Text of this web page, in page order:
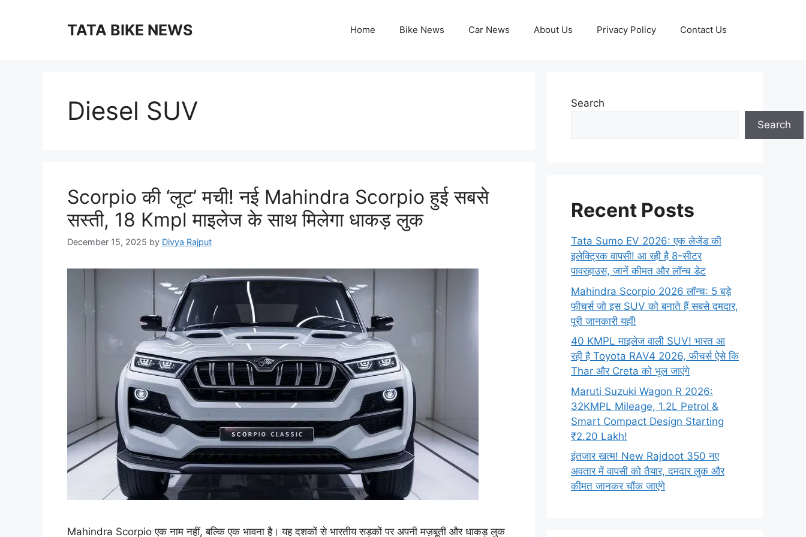
TATA BIKE NEWS Home Bike News Car News About Us Privacy Policy Contact Us
Diesel SUV
Scorpio की ‘लूट’ मची! नई Mahindra Scorpio हुई सबसे
सस्ती, 18 Kmpl माइलेज के साथ मिलेगा धाकड़ लुक
December 15, 2025 by Divya Rajput
Mahindra Scorpio एक नाम नहीं, बल्कि एक भावना है। यह दशकों से भारतीय सड़कों पर अपनी मज़बूती और धाकड़ लुक
Search
Search
Recent Posts
Tata Sumo EV 2026: एक लेजेंड की
इलेक्ट्रिक वापसी! आ रही है 8-सीटर
पावरहाउस, जानें कीमत और लॉन्च डेट
Mahindra Scorpio 2026 लॉन्च: 5 बड़े
फीचर्स जो इस SUV को बनाते हैं सबसे दमदार,
पूरी जानकारी यहाँ!
40 KMPL माइलेज वाली SUV! भारत आ
रही है Toyota RAV4 2026, फीचर्स ऐसे कि
Thar और Creta को भूल जाएंगे
Maruti Suzuki Wagon R 2026:
32KMPL Mileage, 1.2L Petrol &
Smart Compact Design Starting
₹2.20 Lakh!
इंतजार खत्म! New Rajdoot 350 नए
अवतार में वापसी को तैयार, दमदार लुक और
कीमत जानकर चौंक जाएंगे